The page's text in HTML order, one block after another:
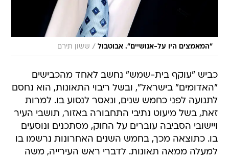
"המאמצים היו על-אנושיים". אבוטבול / ששון תירם
כביש "עוקף בית-שמש" נחשב לאחד מהכבישים
"האדומים" בישראל", ובשל ריבוי התאונות, הוא נחסם
לתנועה לפני כחמש שנים, ונאסר לנסוע בו. למרות
זאת, בשל מיעוט נתיבי התחבורה באזור, תושבי העיר
ויישובי הסביבה עוברים על החוק, מסתכנים ונוסעים
בו. כתוצאה מכך, בחמש השנים האחרונות נרשמו בו
למעלה ממאה תאונות. לדברי ראש העירייה, משה